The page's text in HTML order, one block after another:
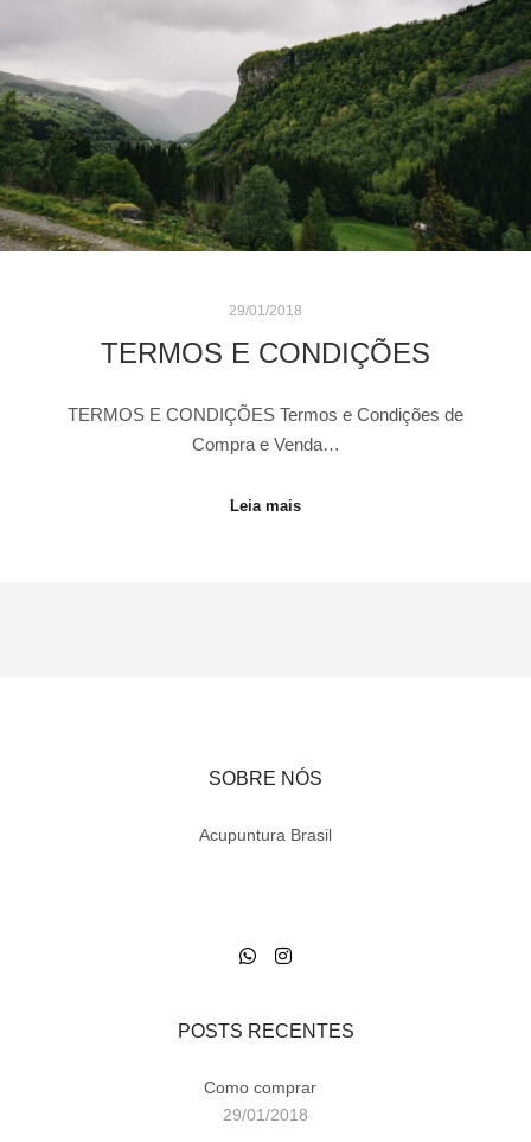
29/01/2018
TERMOS E CONDIÇÕES
TERMOS E CONDIÇÕES Termos e Condições de
Compra e Venda…
Leia mais
SOBRE NÓS
Acupuntura Brasil
POSTS RECENTES
Como comprar
29/01/2018